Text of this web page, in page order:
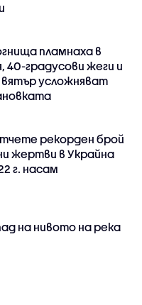
пламнаха в
40-градусови жеги и
усложняват
рекорден брой
жертви в Украйна
г. насам
на нивото на река